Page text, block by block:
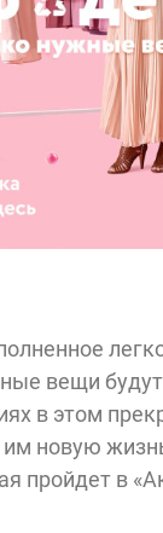
вещи
в этом
им новую
пройдет в